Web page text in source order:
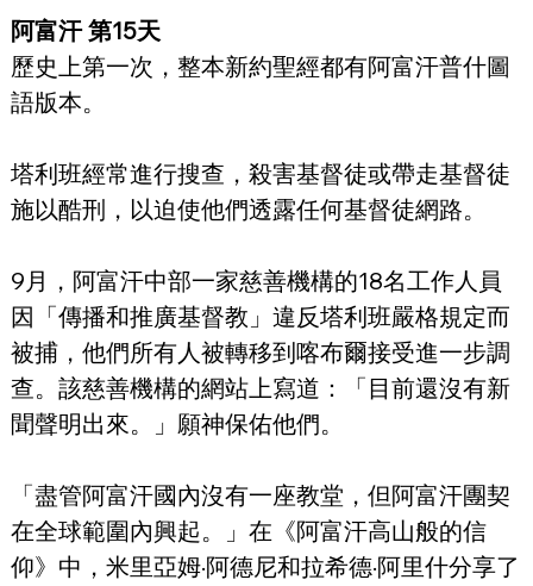
阿富汗 第15天
歷史上第一次，整本新約聖經都有阿富汗普什圖
語版本。
塔利班經常進行搜查，殺害基督徒或帶走基督徒
施以酷刑，以迫使他們透露任何基督徒網路。
9月，阿富汗中部一家慈善機構的18名工作人員
因「傳播和推廣基督教」違反塔利班嚴格規定而
被捕，他們所有人被轉移到喀布爾接受進一步調
查。該慈善機構的網站上寫道：「目前還沒有新
聞聲明出來。」願神保佑他們。
「盡管阿富汗國內沒有一座教堂，但阿富汗團契
在全球範圍內興起。」在《阿富汗高山般的信
仰》中，米里亞姆·阿德尼和拉希德·阿里什分享了